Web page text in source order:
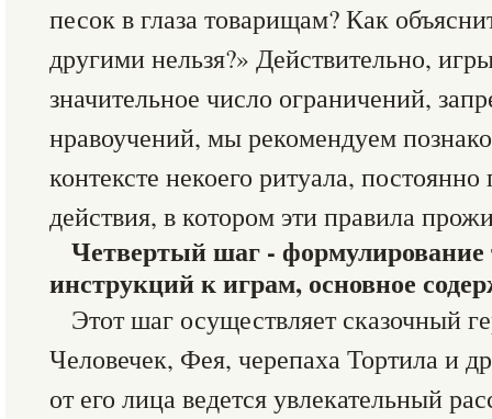
песок в глаза товарищам? Как
другими нельзя?» Действительно,
значительное число ограничений,
нравоучений, мы рекомендуем
контексте некоего ритуала,
действия, в котором эти правила
Четвертый шаг -
инструкций к играм, основное
Этот шаг осуществляет сказочный
Человечек, Фея, черепаха Тортила и
от его лица ведется увлекательный